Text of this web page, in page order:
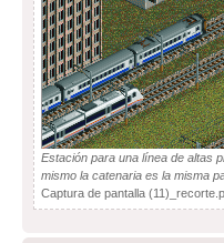
Estación para una línea de altas
mismo la catenaria es la misma
Captura de pantalla